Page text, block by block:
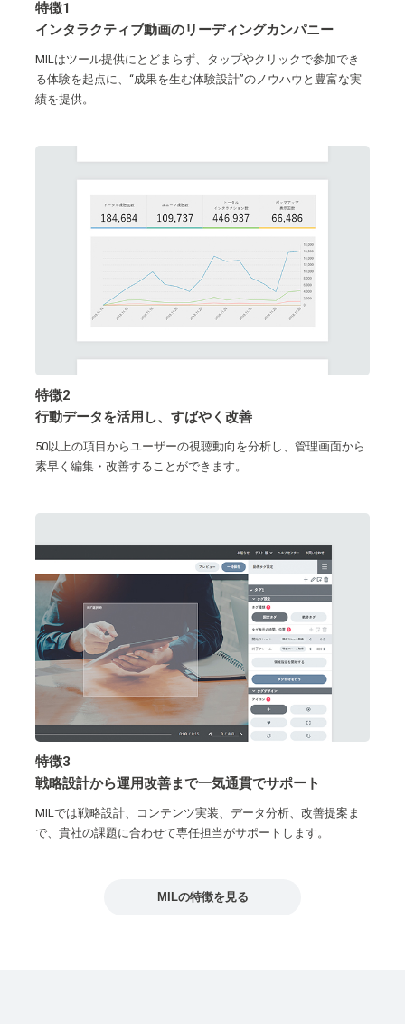
特徴1
インタラクティブ動画のリーディングカンパニー
MILはツール提供にとどまらず、タップやクリックで参加でき
る体験を起点に、“成果を生む体験設計”のノウハウと豊富な実
績を提供。
特徴2
行動データを活用し、すばやく改善
50以上の項目からユーザーの視聴動向を分析し、管理画面から
素早く編集・改善することができます。
特徴3
戦略設計から運用改善まで一気通貫でサポート
MILでは戦略設計、コンテンツ実装、データ分析、改善提案ま
で、貴社の課題に合わせて専任担当がサポートします。
MILの特徴を見る